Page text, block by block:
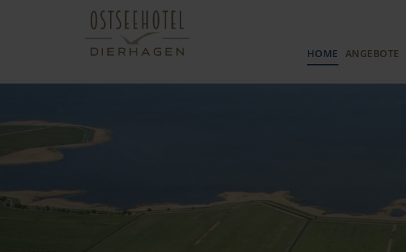
HOME ANGEBOTE